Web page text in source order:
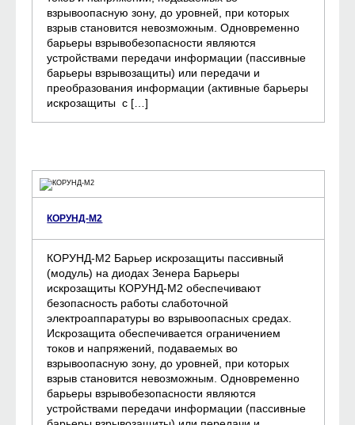
взрывоопасную зону, до уровней, при которых
взрыв становится невозможным. Одновременно
барьеры взрывобезопасности являются
устройствами передачи информации (пассивные
барьеры взрывозащиты) или передачи и
преобразования информации (активные барьеры
искрозащиты с […]
КОРУНД-М2
КОРУНД-М2 Барьер искрозащиты пассивный
(модуль) на диодах Зенера Барьеры
искрозащиты КОРУНД-М2 обеспечивают
безопасность работы слаботочной
электроаппаратуры во взрывоопасных средах.
Искрозащита обеспечивается ограничением
токов и напряжений, подаваемых во
взрывоопасную зону, до уровней, при которых
взрыв становится невозможным. Одновременно
барьеры взрывобезопасности являются
устройствами передачи информации (пассивные